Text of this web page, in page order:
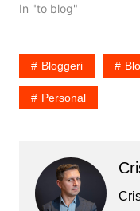
lovit de problema
telefonului care nu urca
pozele pe…
In "to blog"
Bloggeri
Personal